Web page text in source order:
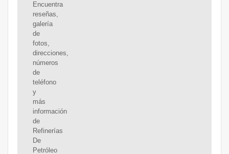
Encuentra
reseñas,
galería
de
fotos,
direcciones,
números
de
teléfono
y
más
información
de
Refinerías
De
Petróleo